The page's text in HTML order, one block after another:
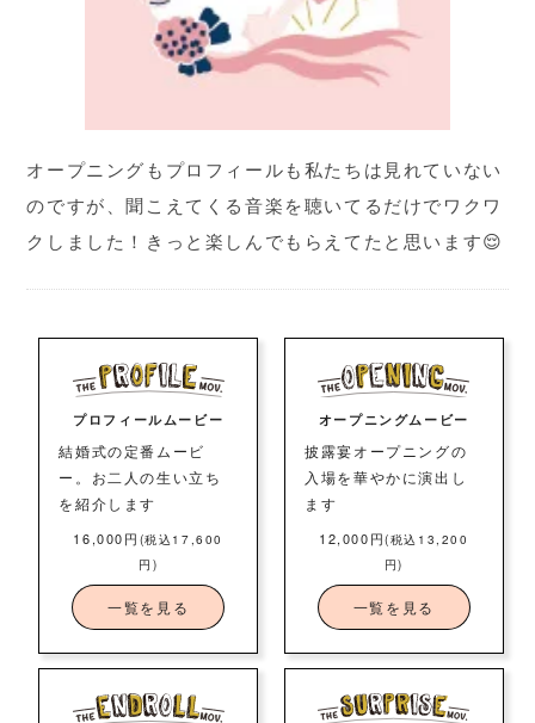
オープニングもプロフィールも私たちは見れていない
のですが、聞こえてくる音楽を聴いてるだけでワクワ
クしました！きっと楽しんでもらえてたと思います😌
プロフィールムービー
結婚式の定番ムービ
ー。お二人の生い立ち
を紹介します
16,000円 (税込17,600
円)
一覧を見る
オープニングムービー
披露宴オープニングの
入場を華やかに演出し
ます
12,000円(税込13,200
円)
一覧を見る